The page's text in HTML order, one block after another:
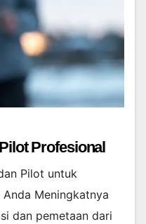
Profesional
Pilot untuk
Meningkatnya
dan pemetaan dari